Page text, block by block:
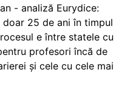
- analiză Eurydice:
doar 25 de ani în timpul
e între statele cu
profesori încă de
și cele cu cele mai